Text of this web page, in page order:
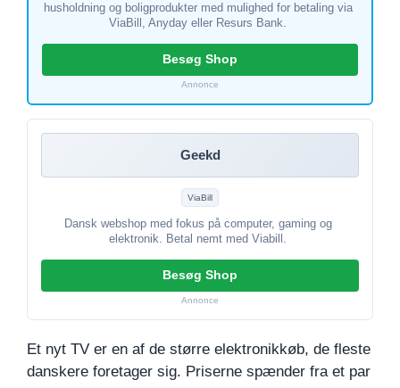
husholdning og boligprodukter med mulighed for betaling via
ViaBill, Anyday eller Resurs Bank.
Besøg Shop
Annonce
Geekd
ViaBill
Dansk webshop med fokus på computer, gaming og
elektronik. Betal nemt med Viabill.
Besøg Shop
Annonce
Et nyt TV er en af de større elektronikkøb, de fleste
danskere foretager sig. Priserne spænder fra et par